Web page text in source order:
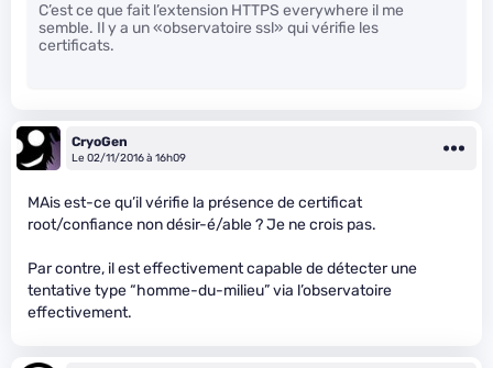
C’est ce que fait l’extension HTTPS everywhere il me
semble. Il y a un «observatoire ssl» qui vérifie les
certificats.
CryoGen
Le 02/11/2016 à 16h09
MAis est-ce qu’il vérifie la présence de certificat
root/confiance non désir-é/able ? Je ne crois pas.
Par contre, il est effectivement capable de détecter une
tentative type “homme-du-milieu” via l’observatoire
effectivement.